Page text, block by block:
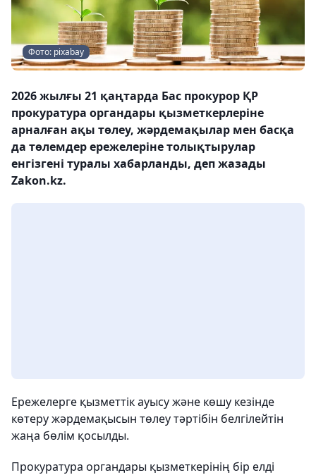
Фото: pixabay
2026 жылғы 21 қаңтарда Бас прокурор ҚР
прокуратура органдары қызметкерлеріне
арналған ақы төлеу, жәрдемақылар мен басқа
да төлемдер ережелеріне толықтырулар
енгізгені туралы хабарланды, деп жазады
Zakon.kz.
Ережелерге қызметтік ауысу және көшу кезінде
көтеру жәрдемақысын төлеу тәртібін белгілейтін
жаңа бөлім қосылды.
Прокуратура органдары қызметкерінің бір елді